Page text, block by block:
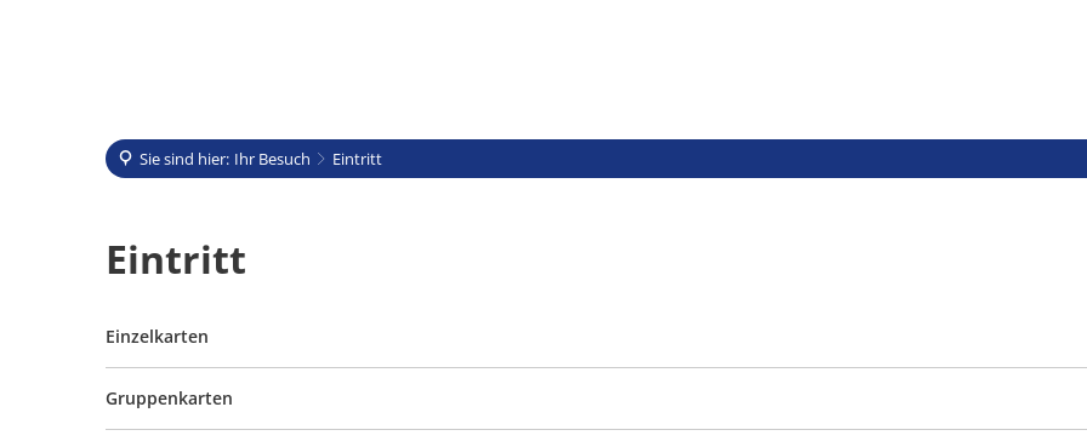
Sie sind hier: Ihr Besuch Eintritt
EintrittEintritt
Einzelkarten
Gruppenkarten